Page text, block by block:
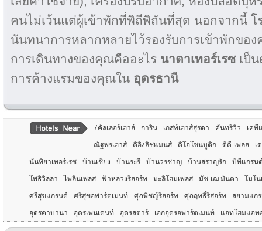
คนไม่เว้นแต่ผู้เข้าพักที่พิถีพิถันที่สุด นอกจากนี้ โ
นันทนาการหลากหลายไว้รองรับการเข้าพักขอ
การเดินทางของคุณคืออะไร นาตาเทอร์เรซ เป็
การค้างแรมของคุณใน อุดรธานี
7คัลเลอร์เฮาส์ การิน เกสท์เฮาส์สุรดา คันทรี่วิว เคที
ณัฐพรเฮาส์ ดิอิงลิชแมนส์ ดิโอโซนบูติก ดีดี-เพลส เ
นันทิยาเทอร์เรซ บ้านเชียง บ้านระรี บ้านวรชาญ บ้านสราญรัก บีทีแกรน
โพธิวิลล่า ไพลินเพลส ฟ้าหลวงรีสอร์ท มะลิโฮมเพลส มัช-เฌ มันตา โมโน
ศรีสุขแกรนด์ ศรีสุขอพาร์ตเมนท์ ศุภพิชญ์รีสอร์ท ศุภฤทธิ์รีสอร์ท สยามแก
อุดรคาบานา อุดรเพนเดนท์ อุดรสตาร์ เอกอุดรอพาร์ตเมนท์ แอทโฮมแอท